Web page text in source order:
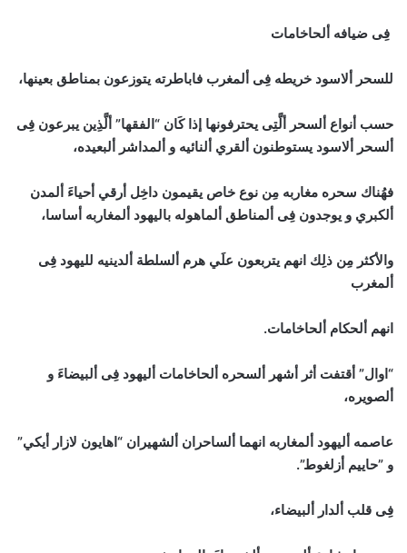
فِى ضيافه ألحاخامات
للسحر ألاسود خريطه فِى ألمغرب فاباطرته يتوزعون بمناطق بعينها،
حسب أنواع ألسحر ألَّتِى يحترفونها إذا كَان “الفقها” ألَّذِين يبرعون فِى
ألسحر ألاسود يستوطنون ألقري ألنائيه و ألمداشر ألبعيده،
فهُناك سحره مغاربه مِن نوع خاص يقيمون داخِل أرقي أحياءَ ألمدن
ألكبري و يوجدون فِى ألمناطق ألماهوله باليهود ألمغاربه أساسا،
والأكثر مِن ذلِك انهم يتربعون علَي هرم ألسلطة ألدينيه لليهود فِى
ألمغرب
انهم ألحكام ألحاخامات.
“اوال” أقتفت أثر أشهر ألسحره ألحاخامات أليهود فِى ألبيضاءَ و
ألصويره،
عاصمه أليهود ألمغاربه انهما ألساحران ألشهيران “اهايون لازار أيكي”
و ”حاييم أزلغوط”.
فِى قلب ألدار ألبيضاء،